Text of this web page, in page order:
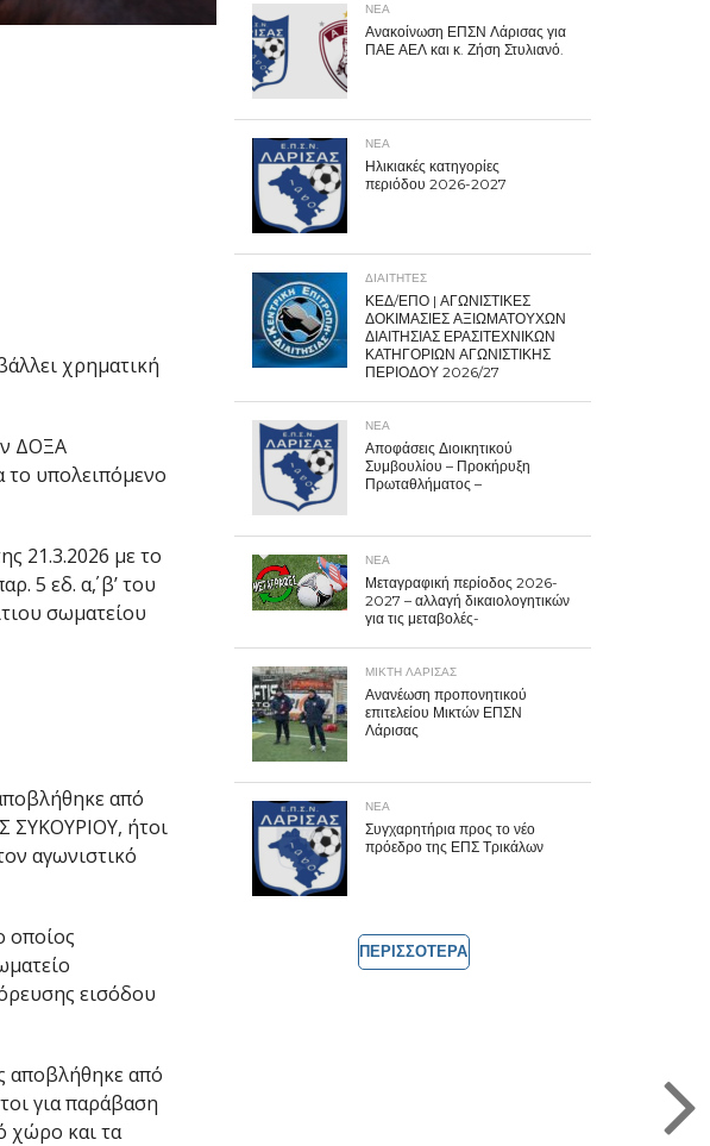
χρηματική
ΔΟΞΑ
υπολειπόμενο
21.3.2026 με το
5 εδ. α΄, β’ του
σωματείου
από
ΣΥΚΟΥΡΙΟΥ, ήτοι
αγωνιστικό
εισόδου
αποβλήθηκε από
για παράβαση
χώρο και τα
ΝΕΑ
Ανακοίνωση ΕΠΣΝ Λάρισας για
ΠΑΕ ΑΕΛ και κ. Ζήση Στυλιανό.
ΝΕΑ
Ηλικιακές κατηγορίες
περιόδου 2026-2027
ΔΙΑΙΤΗΤΕΣ
ΚΕΔ/ΕΠΟ | ΑΓΩΝΙΣΤΙΚΕΣ
ΔΟΚΙΜΑΣΙΕΣ ΑΞΙΩΜΑΤΟΥΧΩΝ
ΔΙΑΙΤΗΣΙΑΣ ΕΡΑΣΙΤΕΧΝΙΚΩΝ
ΚΑΤΗΓΟΡΙΩΝ ΑΓΩΝΙΣΤΙΚΗΣ
ΠΕΡΙΟΔΟΥ 2026/27
ΝΕΑ
Αποφάσεις Διοικητικού
Συμβουλίου – Προκήρυξη
Πρωταθλήματος –
ΝΕΑ
Μεταγραφική περίοδος 2026-
2027 – αλλαγή δικαιολογητικών
για τις μεταβολές-
ΜΙΚΤΗ ΛΑΡΙΣΑΣ
Ανανέωση προπονητικού
επιτελείου Μικτών ΕΠΣΝ
Λάρισας
ΝΕΑ
Συγχαρητήρια προς το νέο
πρόεδρο της ΕΠΣ Τρικάλων
ΠΕΡΙΣΣΟΤΕΡΑ